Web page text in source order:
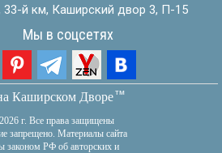
й км, Каширский двор 3, П-15
Мы в соцсетях
Каширском Дворетм
г. Все права защищены
запрещено. Материалы сайта
законом РФ об авторских и